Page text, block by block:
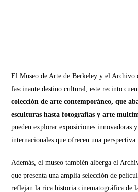
El Museo de Arte de Berkeley y el Archivo
fascinante destino cultural, este recinto
colección de arte contemporáneo, que
esculturas hasta fotografías y arte
pueden explorar exposiciones innovadoras
internacionales que ofrecen una
Además, el museo también alberga el
que presenta una amplia selección de
reflejan la rica historia cinematográfica de